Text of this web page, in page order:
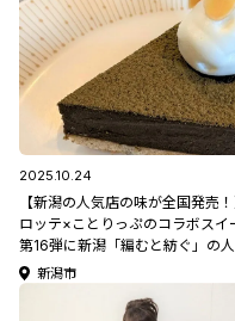
2025.10.24
【新潟の人気店の味が全国発売！
ロッテ×ことりっぷのコラボスイ
第16弾に新潟「編むと紡ぐ」の
スイーツが！10/28㈫発売！
新潟市